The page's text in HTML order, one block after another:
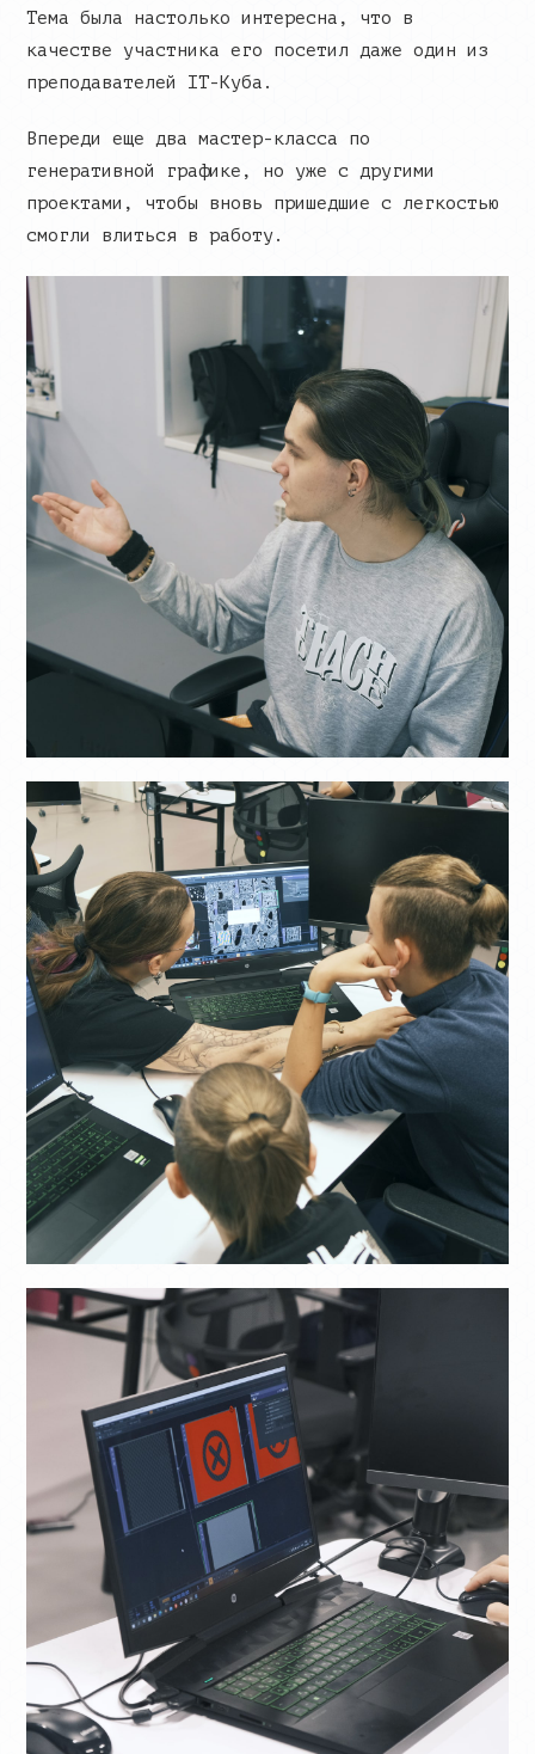
Тема была настолько интересна, что в
качестве участника его посетил даже один из
преподавателей IT-Куба.
Впереди еще два мастер-класса по
генеративной графике, но уже с другими
проектами, чтобы вновь пришедшие с легкостью
смогли влиться в работу.